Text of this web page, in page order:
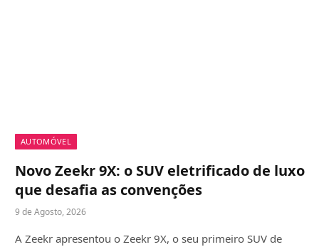
AUTOMÓVEL
Novo Zeekr 9X: o SUV eletrificado de luxo
que desafia as convenções
9 de Agosto, 2026
A Zeekr apresentou o Zeekr 9X, o seu primeiro SUV de